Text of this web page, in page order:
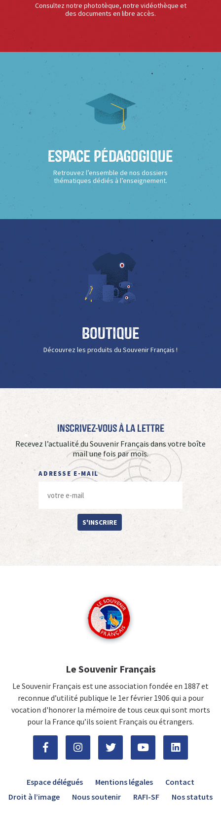
Consultez notre phototèque, notre vidéothèque et
des documents en libre accès.
Espace Pédagogique
Retrouvez l’ensemble de nos dossiers
thématiques dédiés à l’enseignement.
Boutique
Découvrez les produits du Souvenir Français !
Inscrivez-vous à La Lettre
Recevez l’actualité du Souvenir Français dans votre boîte
mail une fois par mois.
ADRESSE E-MAIL
S'INSCRIRE
Le Souvenir Français
Le Souvenir Français est une association fondée en 1887 et
reconnue d’utilité publique le 1er février 1906 qui a pour
vocation d'honorer la mémoire de tous ceux qui sont morts
pour la France qu’ils soient Français ou étrangers.
Espace délégués Mentions légales
Contact
Droit à l’image
Nous soutenir RAFI-SF Nos statuts